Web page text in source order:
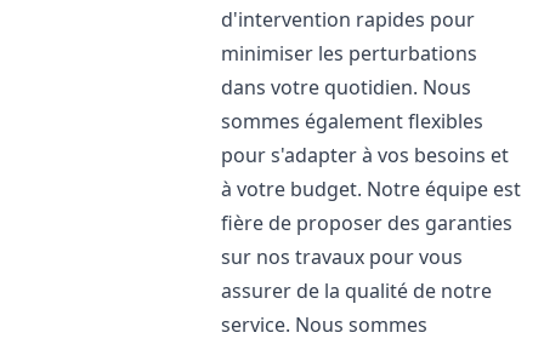
d'intervention rapides pour
minimiser les perturbations
dans votre quotidien. Nous
sommes également flexibles
pour s'adapter à vos besoins et
à votre budget. Notre équipe est
fière de proposer des garanties
sur nos travaux pour vous
assurer de la qualité de notre
service. Nous sommes